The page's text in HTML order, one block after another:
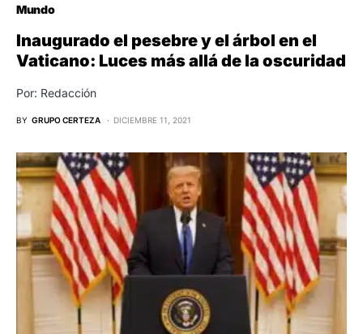
Mundo
Inaugurado el pesebre y el árbol en el
Vaticano: Luces más allá de la oscuridad
Por: Redacción
BY GRUPO CERTEZA DICIEMBRE 11, 2021